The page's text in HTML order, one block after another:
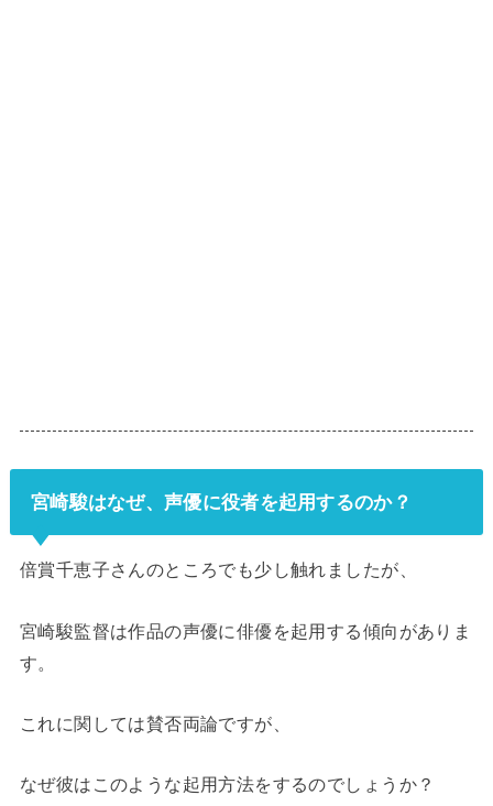
宮崎駿はなぜ、声優に役者を起用するのか？
倍賞千恵子さんのところでも少し触れましたが、
宮崎駿監督は作品の声優に俳優を起用する傾向がありま
す。
これに関しては賛否両論ですが、
なぜ彼はこのような起用方法をするのでしょうか？